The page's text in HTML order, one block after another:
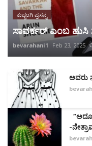
ಕುಚ್ಚಂಗಿ ಪ್ರಸನ್ನ
ಸಾವರ್ಕರ್ ಎಂಬ ಹುಸಿ
bevarahani1 Feb 23, 2025
ಅವರು
“ಅದೂ
-